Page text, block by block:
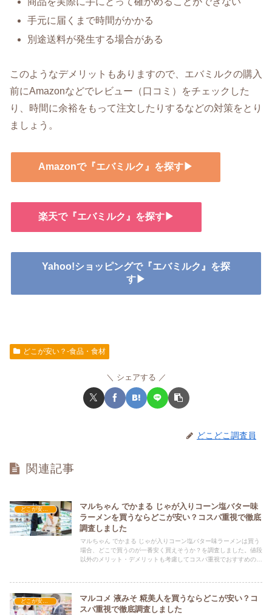
手元に届くまで時間がかかる
別途送料が発生する場合がある
このようなデメリットもありますので、エバミルクの購入
前にAmazonなどでレビュー（口コミ）をチェックした
り、時間に余裕をもって注文したりするなどの対策をとり
ましょう。
Amazonで『エバミルク』を探す▶
楽天で『エバミルク』を探す▶
Yahoo!ショッピングで『エバミルク』を探
す▶
どこが安い？-食品・食材
シェアする
どこどこ調査員
関連記事
どこが安い？-食品・食材
マルちゃん でかまる じゃが入りコーン塩バター味
ラーメンを買うならどこが安い？コスパ重視で徹底
調査しました
マルちゃん でかまる じゃが入りコーン塩バター味ラーメンは買う
場合、どこで買うのが一番安く買えそうか？を調査しました。値段
以外のメリット・デメリットも考慮してコスパ重視でおすすめの購
どこが安い？-食品・食材
マルコメ 液みそ 糀美人を買うならどこが安い？コ
スパ重視で徹底調査しました